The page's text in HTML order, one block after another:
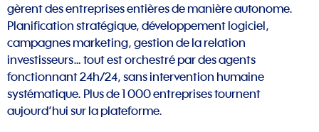
gèrent des entreprises entières de manière autonome.
Planification stratégique, développement logiciel,
campagnes marketing, gestion de la relation
investisseurs… tout est orchestré par des agents
fonctionnant 24h/24, sans intervention humaine
systématique. Plus de 1 000 entreprises tournent
aujourd’hui sur la plateforme.